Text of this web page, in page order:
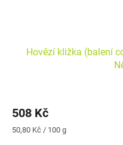
Hovězí kližka (balení
508 Kč
Měrná
50,80 Kč / 100 g